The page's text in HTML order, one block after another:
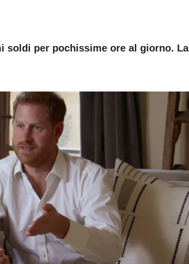
soldi per pochissime ore al giorno. La